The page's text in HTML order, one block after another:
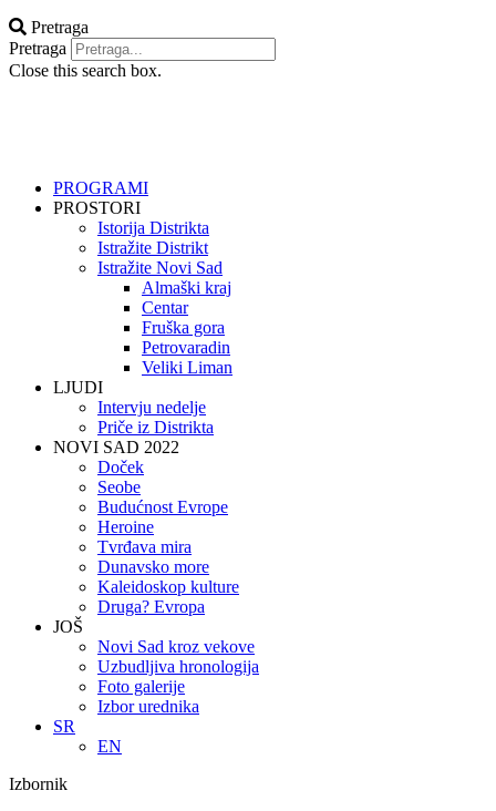
Pretraga
Pretraga
Close this search box.
PROGRAMI
PROSTORI
Istorija Distrikta
Istražite Distrikt
Istražite Novi Sad
Almaški kraj
Centar
Fruška gora
Petrovaradin
Veliki Liman
LJUDI
Intervju nedelje
Priče iz Distrikta
NOVI SAD 2022
Doček
Seobe
Budućnost Evrope
Heroine
Tvrđava mira
Dunavsko more
Kaleidoskop kulture
Druga? Evropa
JOŠ
Novi Sad kroz vekove
Uzbudljiva hronologija
Foto galerije
Izbor urednika
SR
EN
Izbornik